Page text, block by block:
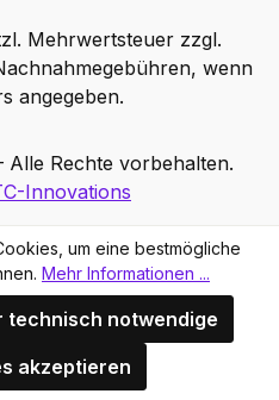
Mehrwertsteuer zzgl.
wenn
angegeben.
Alle Rechte vorbehalten.
Innovations
um eine bestmögliche
Mehr Informationen ...
technisch notwendige
akzeptieren